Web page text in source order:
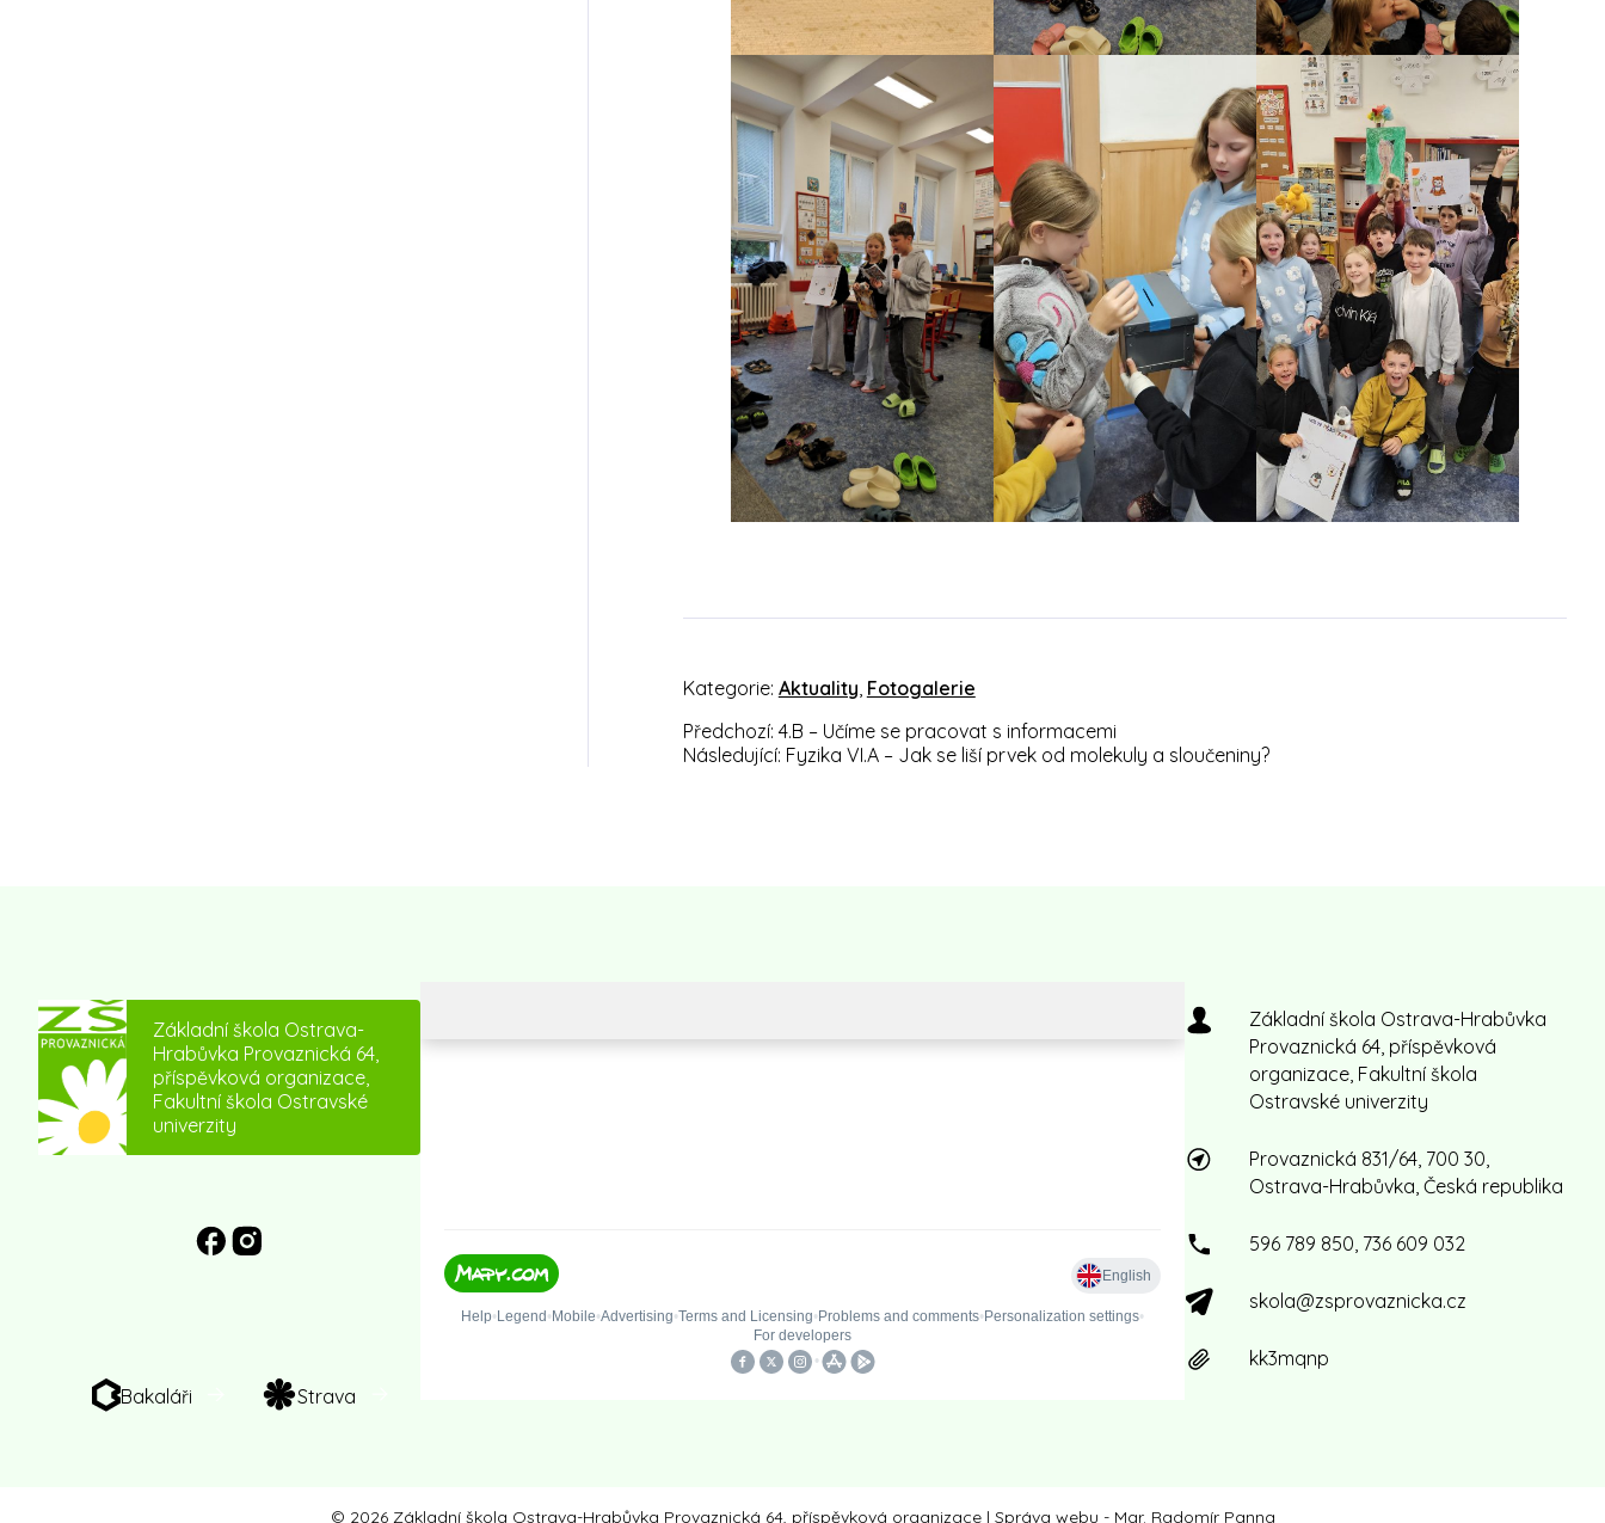
Kategorie: Aktuality Fotogalerie
Navigace
Předchozí: 4.B – Učíme se pracovat s informacemi
Následující: Fyzika VI.A – Jak se liší prvek od molekuly a sloučeniny?
Základní škola Ostrava-
Hrabůvka Provaznická 64,
příspěvková organizace,
Fakultní škola Ostravské
univerzity
Bakaláři Strava
Základní škola Ostrava-Hrabůvka
Provaznická 64, příspěvková
organizace, Fakultní škola
Ostravské univerzity
Provaznická 831/64, 700 30,
Ostrava-Hrabůvka, Česká republika
596 789 850, 736 609 032
skola@zsprovaznicka.cz
kk3mqnp
© 2026 Základní škola Ostrava-Hrabůvka Provaznická 64, příspěvková organizace| Správa webu - Mgr. Radomír Panna